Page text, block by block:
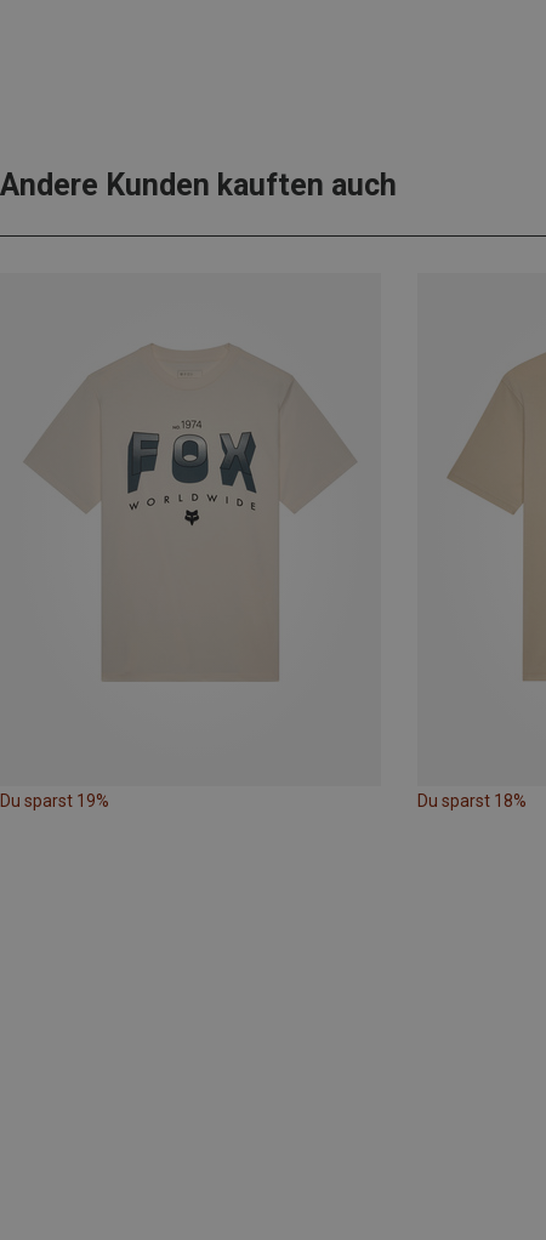
Andere Kunden kauften auch
Du sparst 19% Du sparst 18%